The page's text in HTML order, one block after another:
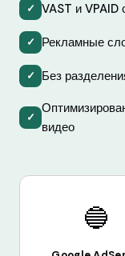
✓ VAST и
✓ Рекламные
✓ Без
✓
видео
🔵